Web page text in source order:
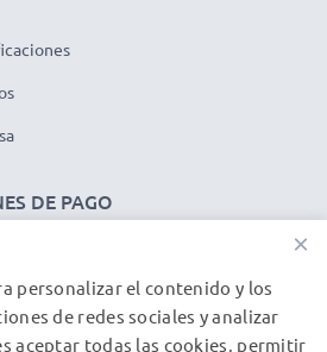
DE PAGO
DE ENVÍO
×
personalizar el contenido y los
de redes sociales y analizar
aceptar todas las cookies, permitir